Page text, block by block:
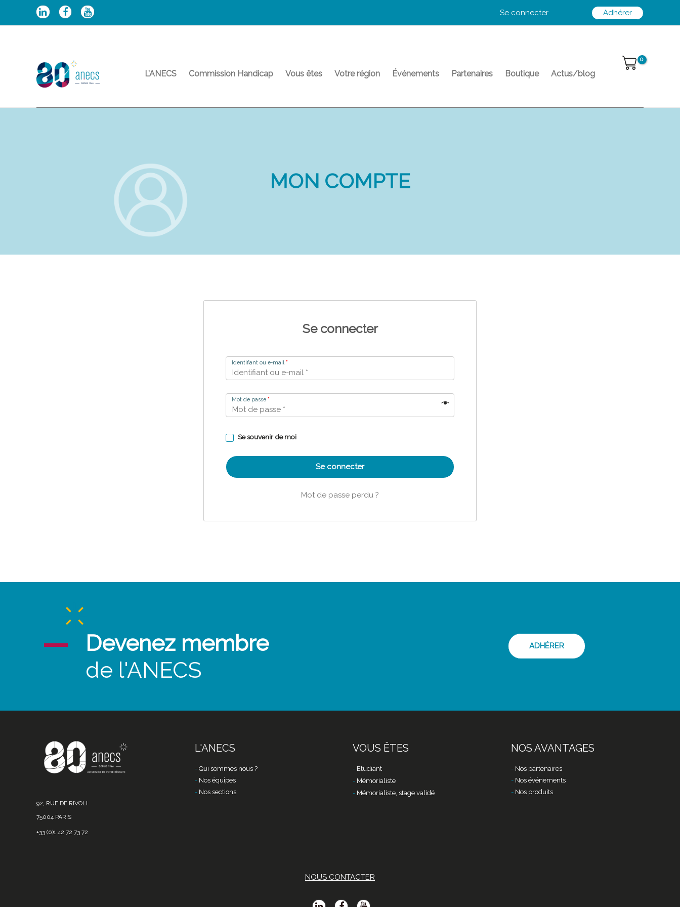
Se connecter Adhérer
L’ANECS Commission Handicap Vous êtes Votre région Événements Partenaires Boutique Actus/blog
MON COMPTE
Se connecter
Identifiant ou e-mail *
Mot de passe *
Se souvenir de moi
Se connecter
Mot de passe perdu ?
Devenez membre
de l'ANECS
ADHÉRER
92, RUE DE RIVOLI
75004 PARIS
+33 (0)1 42 72 73 72
L'ANECS
Qui sommes nous ?
Nos équipes
Nos sections
VOUS ÊTES
Etudiant
Mémorialiste
Mémorialiste, stage validé
NOS AVANTAGES
Nos partenaires
Nos événements
Nos produits
NOUS CONTACTER